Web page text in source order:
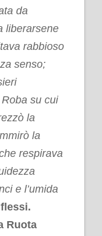
da
liberarsene
rabbioso
senso;
su cui
la
la
respirava
e l’umida
Ruota